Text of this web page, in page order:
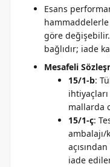
Esans
göre
bağlıdır; iade
Mesafeli
15/1-b:
mallarda
15/1-ç:
ambalajı/
iade